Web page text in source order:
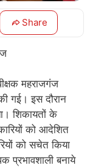
Share
महराजगंज
गई। इस दौरान
शिकायतों के
को आदेशित
को सचेत किया
प्रभावशाली बनाये